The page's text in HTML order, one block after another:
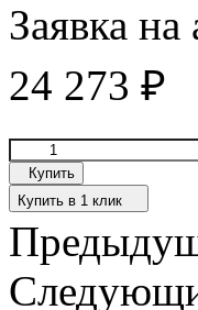
Заявка на
24 273 ₽
Купить
Купить в 1 клик